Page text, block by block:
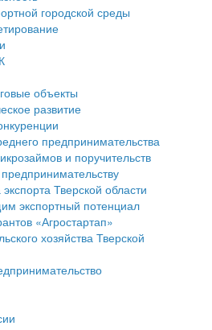
Тверской области
муниципального округа
территориями
граждан
регламентов
ранее учтенных
субъектов малого и
субъектов малого и
городской среды
объекты
развитие
предпринимательства
и поручительств
Тверской области
экспортный потенциал
«Агростартап»
хозяйства Тверской